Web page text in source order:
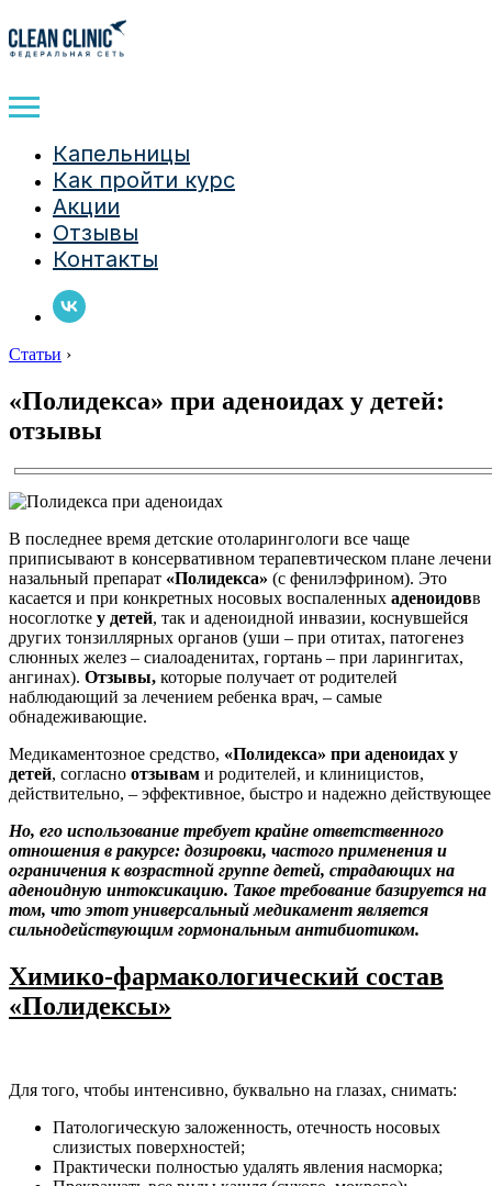
Капельницы
Как пройти курс
Акции
Отзывы
Контакты
Статьи ›
«Полидекса» при аденоидах у детей:
отзывы
В последнее время детские отоларингологи все чаще
приписывают в консервативном терапевтическом плане
назальный препарат «Полидекса» (с фенилэфрином). Это
касается и при конкретных носовых воспаленных аденоидовв
носоглотке у детей, так и аденоидной инвазии, коснувшейся
других тонзиллярных органов (уши – при отитах, патогенез
слюнных желез – сиалоаденитах, гортань – при ларингитах,
ангинах). Отзывы, которые получает от родителей
наблюдающий за лечением ребенка врач, – самые
обнадеживающие.
Медикаментозное средство, «Полидекса» при аденоидах у
детей, согласно отзывам и родителей, и клиницистов,
действительно, – эффективное, быстро и надежно
Но, его использование требует крайне ответственного
отношения в ракурсе: дозировки, частого применения и
ограничения к возрастной группе детей, страдающих на
аденоидную интоксикацию. Такое требование базируется на
том, что этот универсальный медикамент является
сильнодействующим гормональным антибиотиком.
Химико-фармакологический состав
«Полидексы»
Для того, чтобы интенсивно, буквально на глазах, снимать:
Патологическую заложенность, отечность носовых
слизистых поверхностей;
Практически полностью удалять явления насморка;